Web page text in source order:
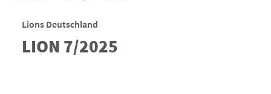
Lions Deutschland
LION 7/2025